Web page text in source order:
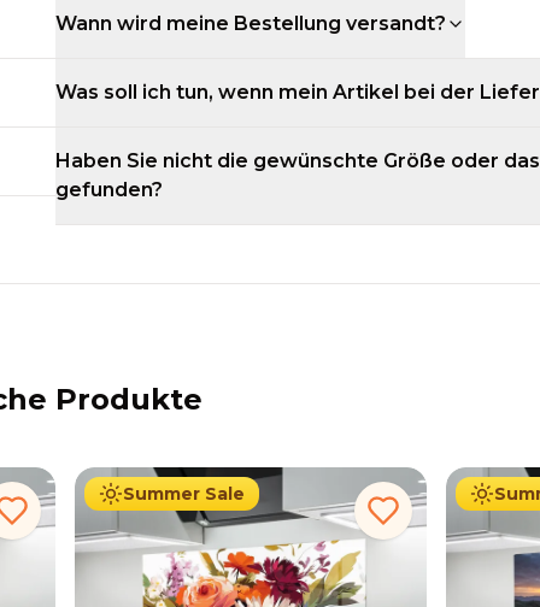
Wann wird meine Bestellung versandt?
Was soll ich tun, wenn mein Artikel bei der
Haben Sie nicht die gewünschte Größe oder
gefunden?
Produkte
Summer Sale